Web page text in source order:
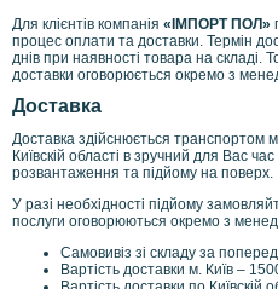
Для клієнтів компанія «ІМПОРТ ПОЛ»
процес оплати та доставки. Термін
днів при наявності товара на складі.
доставки оговорюється окремо з
Доставка
Доставка здійснюється транспортом
Київскій області в зручний для Вас
розвантаження та підйому на поверх.
У разі необхідності підйому
послуги оговорюються окремо з
Самовивіз зі складу за
Вартість доставки м. Київ –